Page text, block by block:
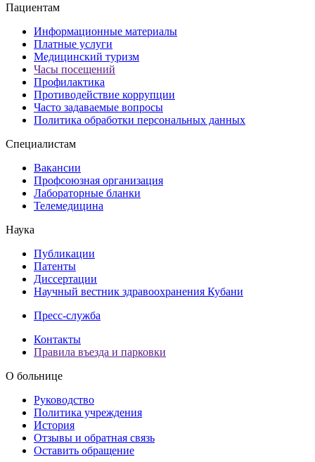
Пациентам
Информационные материалы
Платные услуги
Медицинский туризм
Часы посещений
Профилактика
Противодействие коррупции
Часто задаваемые вопросы
Политика обработки персональных данных
Специалистам
Вакансии
Профсоюзная организация
Лабораторные бланки
Телемедицина
Наука
Публикации
Патенты
Диссертации
Научный вестник здравоохранения Кубани
Пресс-служба
Контакты
Правила въезда и парковки
О больнице
Руководство
Политика учреждения
История
Отзывы и обратная связь
Оставить обращение